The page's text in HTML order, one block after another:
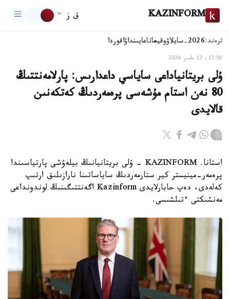
KAZINFORM ق ز
ترەند:2026-سايلاۋ وقيعاتاعايىنداۋاقوردا
12:56, 13 مامىر 2026
ۇلى بريتانياداعى ساياسي داعدارىس: پارلامەنتتىڭ
80 نەن استام مۇشەسى پرەمەردىڭ كەتكەنىن
قالايدى
استانا. KAZINFORM - ۇلى بريتانيانىڭ بيلەۋشى پارتياسىندا
پرەمەر-مينيستر كير ستارمەردىڭ ساياساتىنا نارازىلىق ارتىپ
كەلەدى، دەپ حابارلايدى Kazinform اگەنتتىگىنىڭ لوندونداعى
مەنشىكتى ءتىلشىسى.